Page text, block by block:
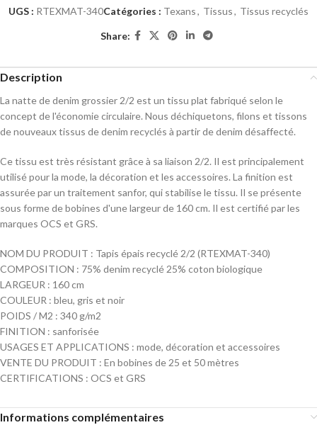
UGS : RTEXMAT-340Catégories : Texans, Tissus, Tissus recyclés
Share:
Description
La natte de denim grossier 2/2 est un tissu plat fabriqué selon le
concept de l'économie circulaire. Nous déchiquetons, filons et tissons
de nouveaux tissus de denim recyclés à partir de denim désaffecté.
Ce tissu est très résistant grâce à sa liaison 2/2. Il est principalement
utilisé pour la mode, la décoration et les accessoires. La finition est
assurée par un traitement sanfor, qui stabilise le tissu. Il se présente
sous forme de bobines d'une largeur de 160 cm. Il est certifié par les
marques OCS et GRS.
NOM DU PRODUIT : Tapis épais recyclé 2/2 (RTEXMAT-340)
COMPOSITION : 75% denim recyclé 25% coton biologique
LARGEUR : 160 cm
COULEUR : bleu, gris et noir
POIDS / M2 : 340 g/m2
FINITION : sanforisée
USAGES ET APPLICATIONS : mode, décoration et accessoires
VENTE DU PRODUIT : En bobines de 25 et 50 mètres
CERTIFICATIONS : OCS et GRS
Informations complémentaires